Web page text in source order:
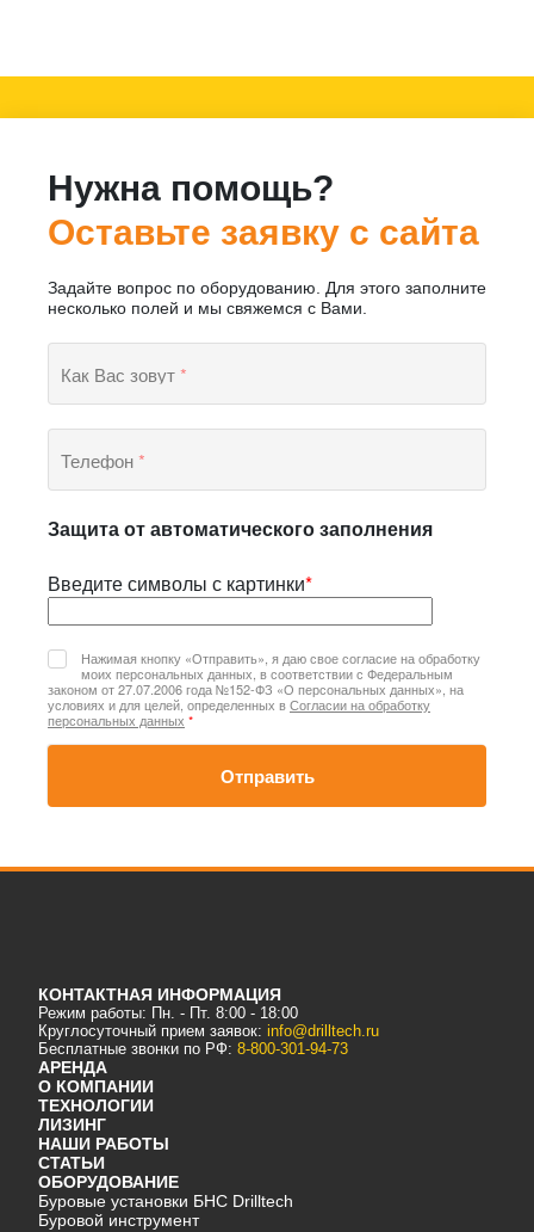
Нужна помощь?
Оставьте заявку с сайта
Задайте вопрос по оборудованию. Для этого заполните
несколько полей и мы свяжемся с Вами.
Как Вас зовут*
Телефон*
Защита от автоматического заполнения
Введите символы с картинки*
Нажимая кнопку «Отправить», я даю свое согласие на обработку
моих персональных данных, в соответствии с Федеральным
законом от 27.07.2006 года №152-ФЗ «О персональных данных», на
условиях и для целей, определенных вСогласии на обработку
персональных данных *
Отправить
КОНТАКТНАЯ ИНФОРМАЦИЯ
Режим работы: Пн. - Пт. 8:00 - 18:00
Круглосуточный прием заявок: info@drilltech.ru
Бесплатные звонки по РФ: 8-800-301-94-73
АРЕНДА
О КОМПАНИИ
ТЕХНОЛОГИИ
ЛИЗИНГ
НАШИ РАБОТЫ
СТАТЬИ
ОБОРУДОВАНИЕ
Буровые установки БНС Drilltech
Буровой инструмент